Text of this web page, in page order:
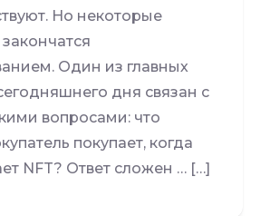
Но некоторые
Один из главных
дня связан с
вопросами: что
покупает, когда
NFT? Ответ сложен … […]